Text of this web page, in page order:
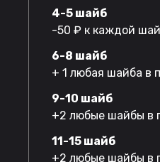
4-5 шайб
-50 ₽ к каждой
6-8 шайб
+ 1 любая шайба в
9-10 шайб
+2 любые шайбы в
11-15 шайб
+2 любые шайбы в